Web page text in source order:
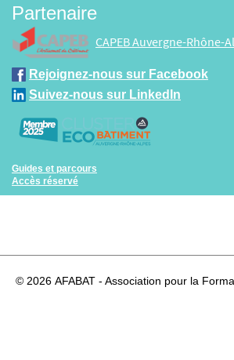
Partenaire
CAPEB Auvergne-Rhône-
Rejoignez-nous sur Facebook
Suivez-nous sur LinkedIn
Guides et parcours
Accès réservé
© 2026 AFABAT - Association pour la